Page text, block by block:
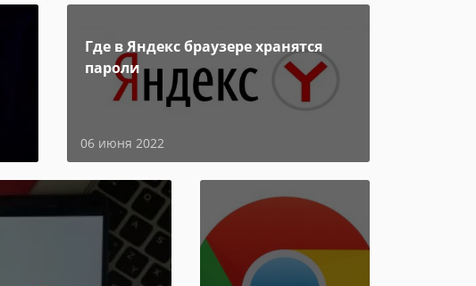
Где в Яндекс браузере хранятся
пароли
06 июня 2022